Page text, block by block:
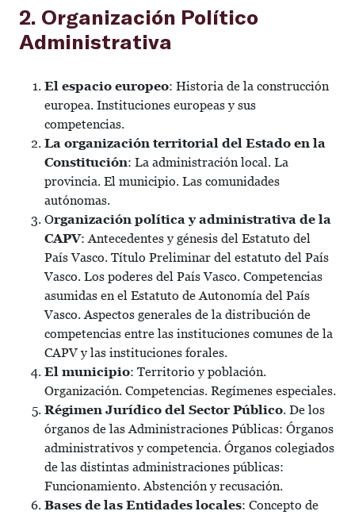
2. Organización Político
Administrativa
El espacio europeo: Historia de la construcción
europea. Instituciones europeas y sus
competencias.
La organización territorial del Estado en la
Constitución: La administración local. La
provincia. El municipio. Las comunidades
autónomas.
Organización política y administrativa de la
CAPV: Antecedentes y génesis del Estatuto del
País Vasco. Título Preliminar del estatuto del País
Vasco. Los poderes del País Vasco. Competencias
asumidas en el Estatuto de Autonomía del País
Vasco. Aspectos generales de la distribución de
competencias entre las instituciones comunes de la
CAPV y las instituciones forales.
El municipio: Territorio y población.
Organización. Competencias. Regímenes especiales.
Régimen Jurídico del Sector Público. De los
órganos de las Administraciones Públicas: Órganos
administrativos y competencia. Órganos colegiados
de las distintas administraciones públicas:
Funcionamiento. Abstención y recusación.
Bases de las Entidades locales: Concepto de